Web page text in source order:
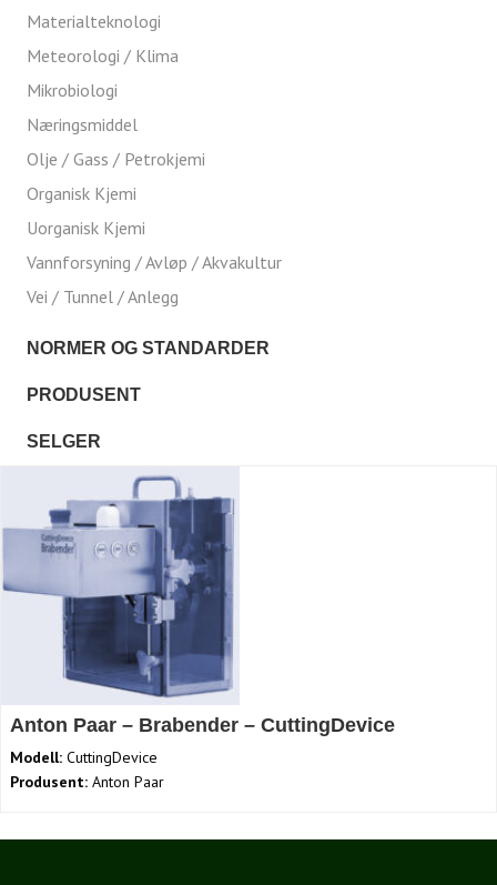
Materialteknologi
Meteorologi / Klima
Mikrobiologi
Næringsmiddel
Olje / Gass / Petrokjemi
Organisk Kjemi
Uorganisk Kjemi
Vannforsyning / Avløp / Akvakultur
Vei / Tunnel / Anlegg
NORMER OG STANDARDER
PRODUSENT
SELGER
Anton Paar – Brabender – CuttingDevice
Modell: CuttingDevice
Produsent: Anton Paar